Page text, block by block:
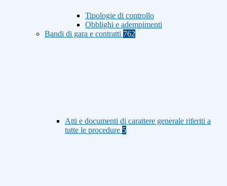
Tipologie di controllo
Obblighi e adempimenti
Bandi di gara e contratti 762
Atti e documenti di carattere generale riferiti a
tutte le procedure 5